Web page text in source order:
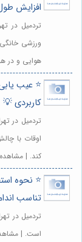
افزایش
تردمیل در
ورزشی
هوایی و در
⭐️ عیب
کاربردی 💡
تردمیل در
اوقات با
کند. |
⭐️ نحوه
تناسب
تردمیل در
است. |